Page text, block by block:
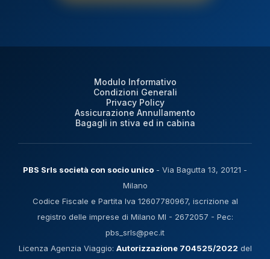
Modulo Informativo
Condizioni Generali
Privacy Policy
Assicurazione Annullamento
Bagagli in stiva ed in cabina
PBS Srls società con socio unico - Via Bagutta 13, 20121 -
Milano
Codice Fiscale e Partita Iva 12607780967, iscrizione al
registro delle imprese di Milano MI - 2672057 - Pec:
pbs_srls@pec.it
Licenza Agenzia Viaggio: Autorizzazione 704525/2022 del